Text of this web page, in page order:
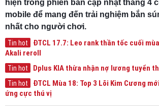
hiện trong phiên bản cập nhật tháng 4
mobile để mang đến trải nghiệm bắn
nhất cho người chơi.
Tin hot
ĐTCL 17.7: Leo rank thần tốc cuối
Akali reroll
Tin hot Dplus KIA thừa nhận nợ lương tuyển
Tin hot
ĐTCL Mùa 18: Top 3 Lõi Kim Cương
ứng cực thú vị